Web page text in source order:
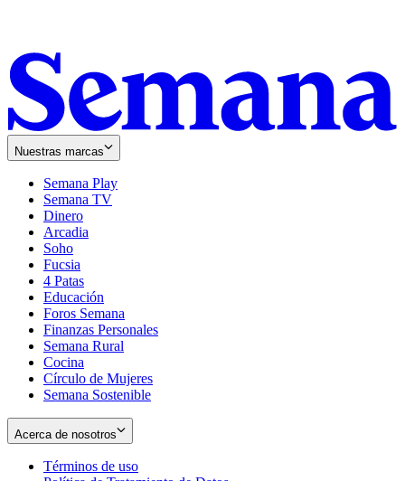
Nuestras marcas
Semana Play
Semana TV
Dinero
Arcadia
Soho
in
new
window
Fucsia
in
new
window
4 Patas
Educación
Foros Semana
Finanzas Personales
Semana Rural
Cocina
Círculo de Mujeres
Semana Sostenible
Acerca de nosotros
Términos de uso